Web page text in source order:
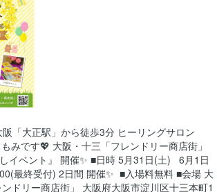
「大正駅」から徒歩3分 ヒーリングサロン
みです💖 大阪・十三「フレンドリー商店街」
しイベント』 開催✨ ■日時 5月31日(土) 6月1日
最終受付) 2日間 開催✨ ■入場料無料 ■会場 大
ドリー商店街」 大阪府大阪市淀川区十三本町1